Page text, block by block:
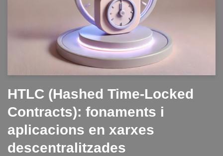
HTLC (Hashed Time-Locked
Contracts): fonaments i
aplicacions en xarxes
descentralitzades